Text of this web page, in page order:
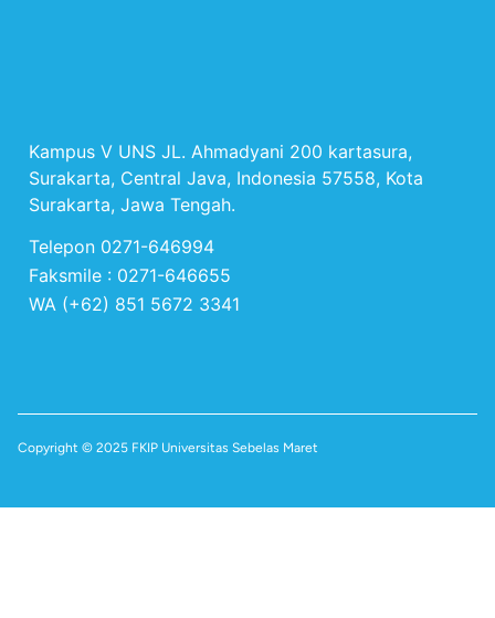
Kampus V UNS JL. Ahmadyani 200 kartasura,
Surakarta, Central Java, Indonesia 57558, Kota
Surakarta, Jawa Tengah.
Telepon 0271-646994
Faksmile : 0271-646655
WA (+62) 851 5672 3341
Copyright © 2025 FKIP Universitas Sebelas Maret